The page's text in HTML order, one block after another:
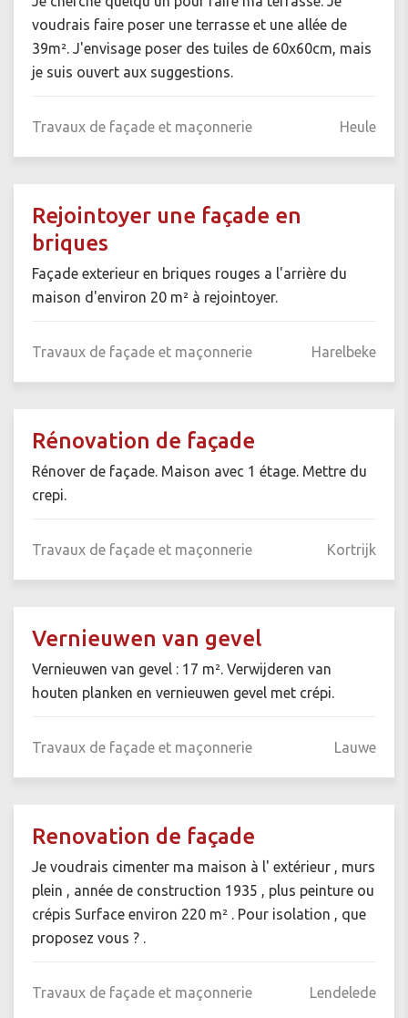
voudrais faire poser une terrasse et une allée de
39m². J'envisage poser des tuiles de 60x60cm, mais
je suis ouvert aux suggestions.
Travaux de façade et maçonnerie Heule
Rejointoyer une façade en
briques
Façade exterieur en briques rouges a l'arrière du
maison d'environ 20 m² à rejointoyer.
Travaux de façade et maçonnerie Harelbeke
Rénovation de façade
Rénover de façade. Maison avec 1 étage. Mettre du
crepi.
Travaux de façade et maçonnerie Kortrijk
Vernieuwen van gevel
Vernieuwen van gevel : 17 m². Verwijderen van
houten planken en vernieuwen gevel met crépi.
Travaux de façade et maçonnerie Lauwe
Renovation de façade
Je voudrais cimenter ma maison à l' extérieur , murs
plein , année de construction 1935 , plus peinture ou
crépis Surface environ 220 m² . Pour isolation , que
proposez vous ? .
Travaux de façade et maçonnerie Lendelede